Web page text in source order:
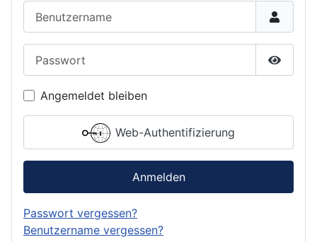
Angemeldet bleiben
Web-Authentifizierung
Anmelden
Passwort vergessen?
Benutzername vergessen?